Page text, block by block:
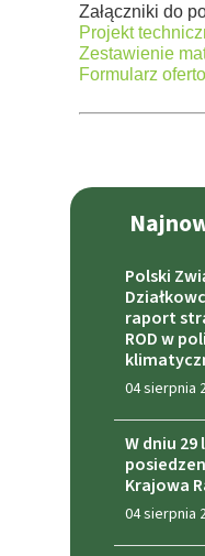
Polski
raport
ROD w
04 sierpnia
W dniu 29
Krajowa
04 sierpnia
Załączniki do
Projekt
Zestawienie
Formularz